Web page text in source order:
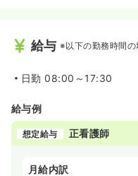
給与 ※以下の勤務時間の
日勤 08:00～17:30
給与例
想定給与 正看護師
月給内訳